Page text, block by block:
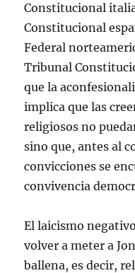
Constitucional
Constitucional
Federal
Tribunal
que la
implica que las
religiosos no
sino que, antes al
convicciones se
convivencia
El laicismo
volver a meter a
ballena, es decir,